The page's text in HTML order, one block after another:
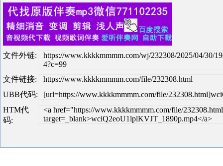
文件外链:
https://www.kkkkmmmm.com/wj/232308/2025/04/30/
4?c=99
文件链接:
https://www.kkkkmmmm.com/file/232308.html
UBB代码:
[url=https://www.kkkkmmmm.com/file/
HTM代
码:
<a href="https://www.kkkkmmmm.com/file/
target=_blank>wciQ2eoU1lplKVJT_1890p.mp4</a>